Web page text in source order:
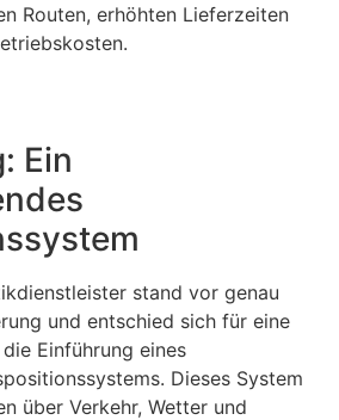
Routen, erhöhten Lieferzeiten
Ein
stand vor genau
und entschied sich für eine
Einführung eines
Dieses System
über Verkehr, Wetter und